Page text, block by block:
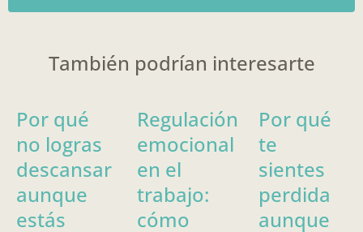
También podrían interesarte
Por qué
no logras
descansar
aunque
estás
Regulación
emocional
en el
trabajo:
cómo
Por qué
te
sientes
perdida
aunque